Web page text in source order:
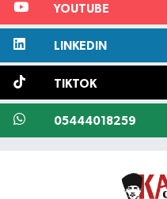
YOUTUBE
LINKEDIN
TIKTOK
05444018259